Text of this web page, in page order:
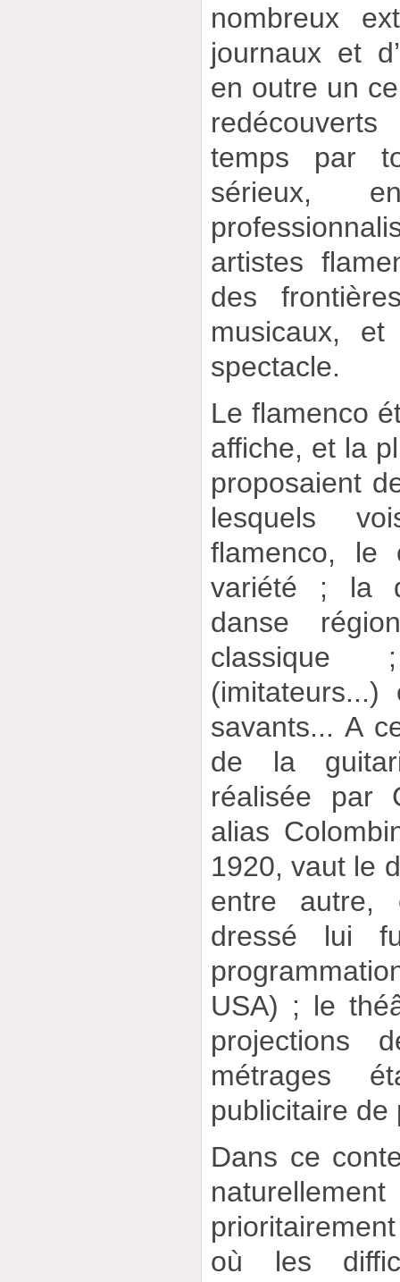
nombreux
journaux et
en outre un
temps par
sérieux,
artistes
des
musicaux,
spectacle.
Le flamenco
affiche, et la
proposaient
lesquels
flamenco, le
variété ; la
danse
savants... A
de la
réalisée par
alias
1920, vaut le
entre autre,
dressé lui
USA) ; le
projections
métrages
publicitaire de
Dans ce
où les